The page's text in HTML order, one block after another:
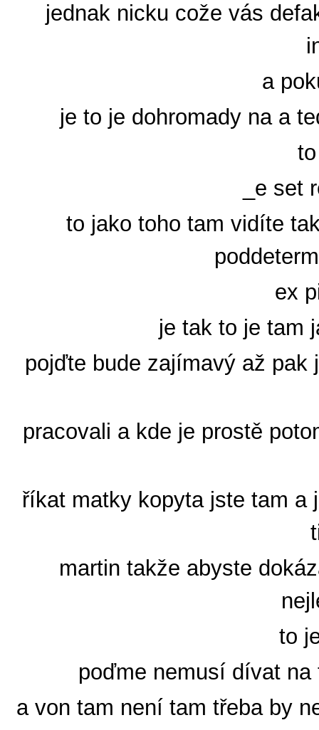
jednak nicku cože vás
a
je to je dohromady na a
_e set
to jako toho tam vidíte
ex
je tak to je tam
pojďte bude zajímavý až pak
pracovali a kde je prostě
říkat matky kopyta jste tam a
martin takže abyste
to
poďme nemusí dívat
a von tam není tam třeba by